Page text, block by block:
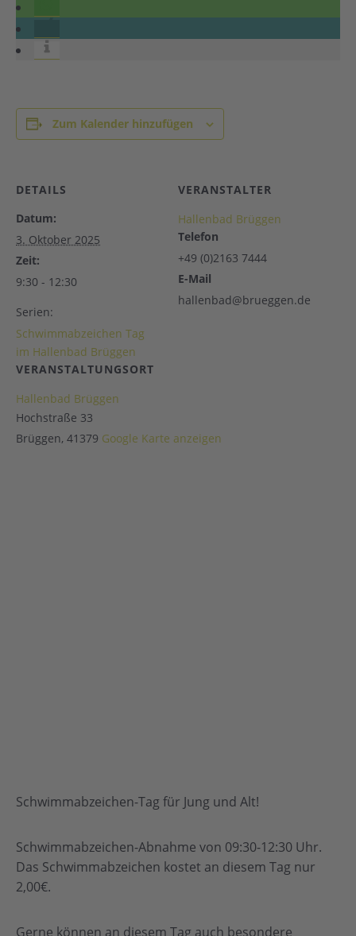
Zum Kalender hinzufügen
DETAILS
Datum:
3. Oktober 2025
Zeit:
9:30 - 12:30
Serien:
Schwimmabzeichen Tag
im Hallenbad Brüggen
VERANSTALTUNGSORT
Hallenbad Brüggen
Hochstraße 33
Brüggen, 41379 Google Karte anzeigen
VERANSTALTER
Hallenbad Brüggen
Telefon
+49 (0)2163 7444
E-Mail
hallenbad@brueggen.de
Schwimmabzeichen-Tag für Jung und Alt!
Schwimmabzeichen-Abnahme von 09:30-12:30 Uhr.
Das Schwimmabzeichen kostet an diesem Tag nur
2,00€.
Gerne können an diesem Tag auch besondere